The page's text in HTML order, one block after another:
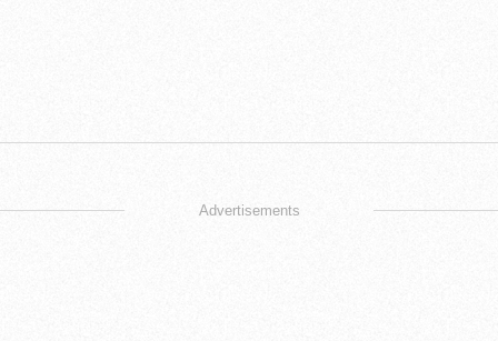
Advertisements